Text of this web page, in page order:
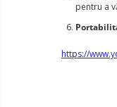
pentru a
https://